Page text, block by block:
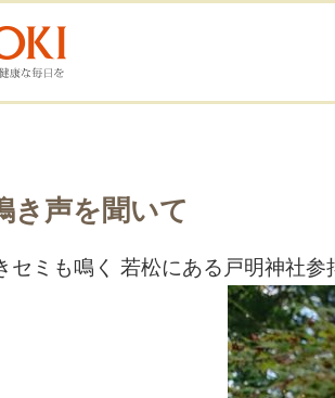
き声を聞いて
セミも鳴く 若松にある戸明神社参